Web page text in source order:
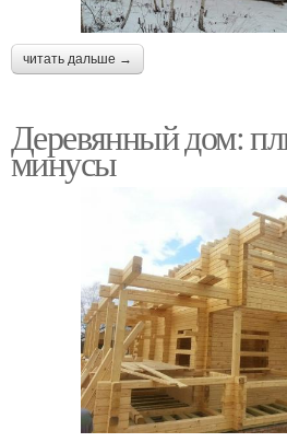
читать дальше →
Деревянный дом:
минусы